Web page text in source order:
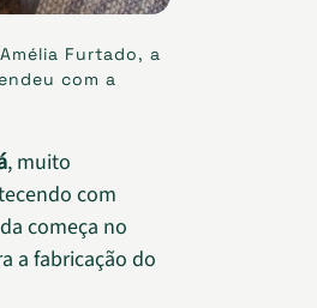
Furtado, a
com a
, muito
com
começa no
a fabricação do